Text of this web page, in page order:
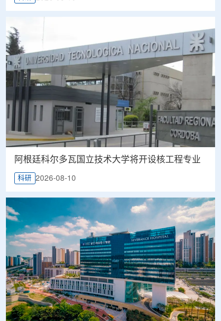
阿根廷科尔多瓦国立技术大学将开设核工程专业
科研 2026-08-10